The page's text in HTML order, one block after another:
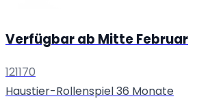
Verfügbar ab Mitte Februar
121170
Haustier-Rollenspiel36 Monate